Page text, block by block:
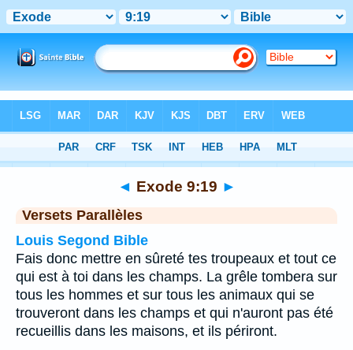
Chapitre 9> Verset 19
◄ Exode 9:19 ►
Versets Parallèles
Louis Segond Bible
Fais donc mettre en sûreté tes troupeaux et tout ce
qui est à toi dans les champs. La grêle tombera sur
tous les hommes et sur tous les animaux qui se
trouveront dans les champs et qui n'auront pas été
recueillis dans les maisons, et ils périront.